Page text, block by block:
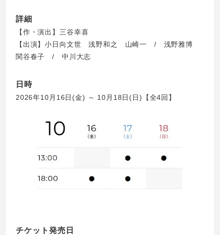
詳細
【作・演出】三谷幸喜
【出演】小日向文世 浅野和之 山崎一 / 浅野雅博
関谷春子 / 中川大志
日時
2026年10月16日(金) ～ 10月18日(日)【全4回】
チケット発売日